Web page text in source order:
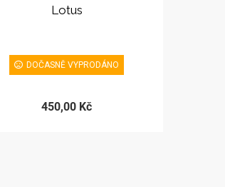
Lotus
DOČASNĚ VYPRODÁNO
450,00 Kč